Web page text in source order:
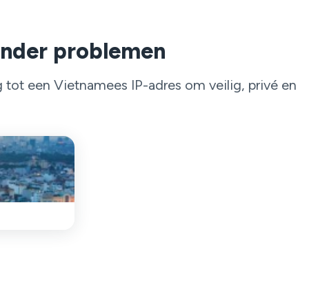
problemen
een Vietnamees IP-adres om veilig, privé en